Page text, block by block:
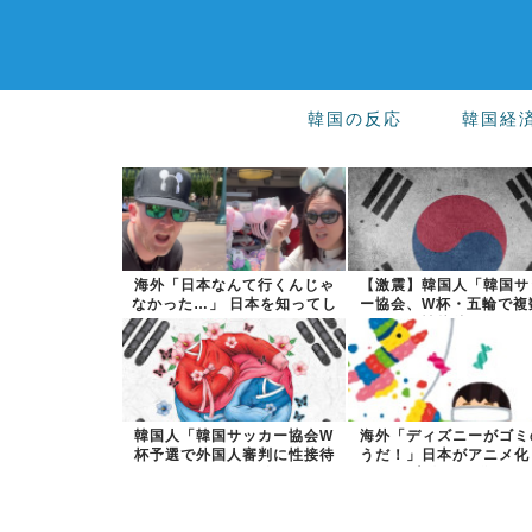
韓国の反応 韓国経
海外「日本なんて行くんじゃ
なかった…」 日本を知ってし
まったディ...
【激震】韓国人「韓国
ー協会、W杯・五輪で複
の性接待を行...
韓国人「韓国サッカー協会W
杯予選で外国人審判に性接待
海外「ディズニーがゴ
うだ！」日本がアニメ